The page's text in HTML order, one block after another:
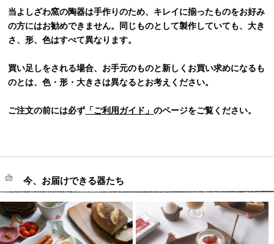
当よしざわ窯の陶器は手作りのため、キレイに揃ったものをお好み
の方にはお勧めできません。同じものとして製作していても、大き
さ、形、色はすべて異なります。
買い足しをされる場合、お手元のものと新しくお買い求めになるも
のとは、色・形・大きさは異なるとお考えください。
ご注文の前には必ず 「ご利用ガイド」のページをご覧ください。
今、お届けできる器たち